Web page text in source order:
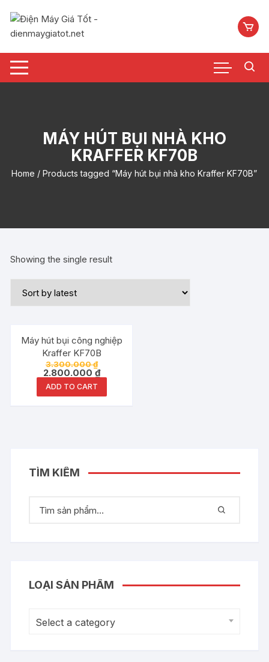
nội
MÁY HÚT BỤI NHÀ KHO
KRAFFER KF70B
Home / Products tagged “Máy hút bụi nhà kho Kraffer KF70B”
Showing the single result
Đang ưu đãi!
Máy hút bụi công nghiệp
Kraffer KF70B
3.300.000₫
2.800.000₫
ADD TO CART
TÌM KIẾM
LOẠI SẢN PHẨM
Select a category